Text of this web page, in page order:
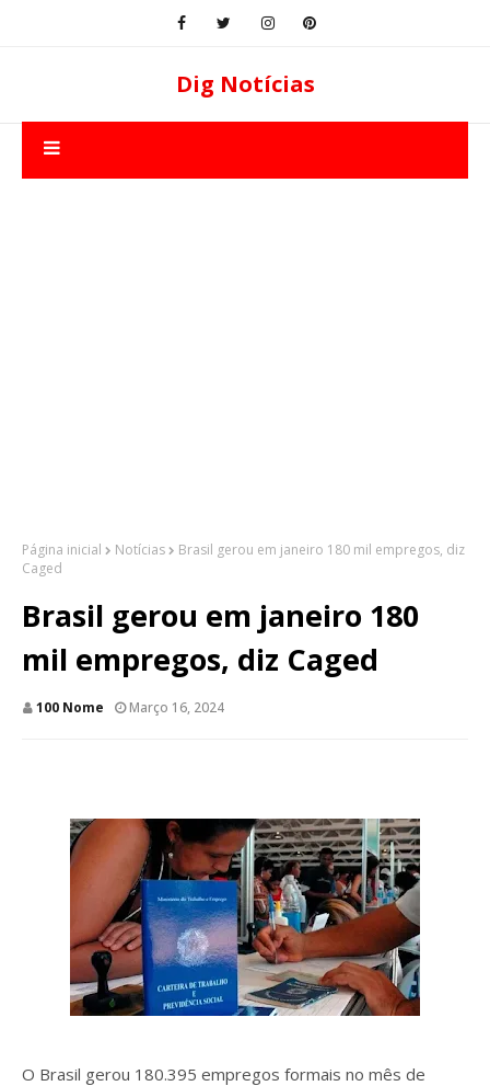
Dig Notícias
Página inicial Notícias
Brasil gerou em janeiro 180 mil empregos, diz
Caged
Brasil gerou em janeiro 180
mil empregos, diz Caged
100 Nome Março 16, 2024
O Brasil gerou 180.395 empregos formais no mês de